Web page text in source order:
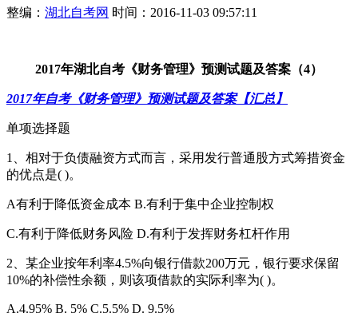
整编： 湖北自考网 时间：2016-11-03 09:57:11
2017年湖北自考《财务管理》预测试题及答案（4）
2017年自考《财务管理》预测试题及答案【汇总】
单项选择题
1、相对于负债融资方式而言，采用发行普通股方式筹措资金
的优点是( )。
A有利于降低资金成本 B.有利于集中企业控制权
C.有利于降低财务风险 D.有利于发挥财务杠杆作用
2、某企业按年利率4.5%向银行借款200万元，银行要求保留
10%的补偿性余额，则该项借款的实际利率为( )。
A.4.95% B. 5% C.5.5% D. 9.5%